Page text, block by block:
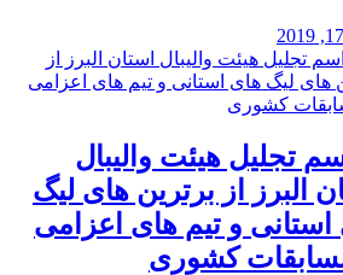
تجلیل هیئت والیبال
البرز از برترین های لیگ
استانی و تیم های اعزامی
کشوری